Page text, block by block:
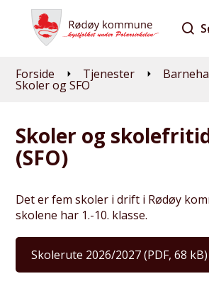
Du er her:
Forside Tjenester
Skoler og SFO
Skoler og
(SFO)
Det er fem skoler i drift i Rødøy
skolene har 1.-10. klasse.
Skolerute 2026/2027(PDF, 68 kB)